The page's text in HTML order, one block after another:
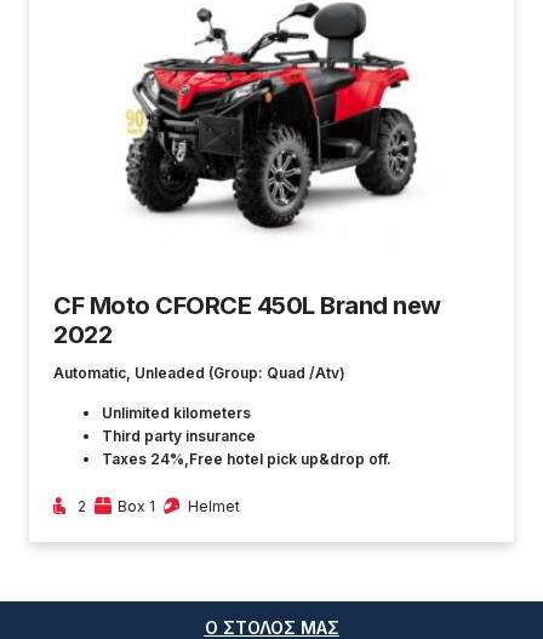
CF Moto CFORCE 450L Brand new
2022
Automatic, Unleaded (Group: Quad /Atv)
Unlimited kilometers
Third party insurance
Taxes 24%,Free hotel pick up&drop off.
2 Box 1 Helmet
Ο ΣΤΟΛΟΣ ΜΑΣ